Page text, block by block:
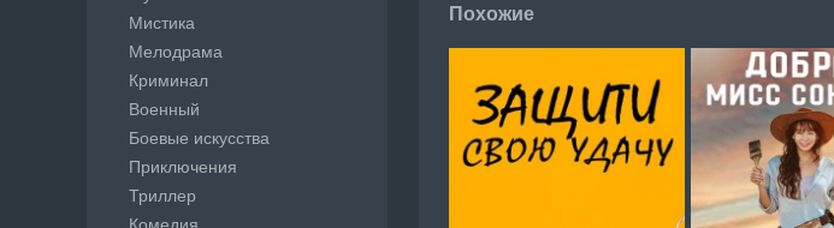
Похожие
Мистика
Мелодрама
Криминал
Военный
Боевые искусства
Приключения
Триллер